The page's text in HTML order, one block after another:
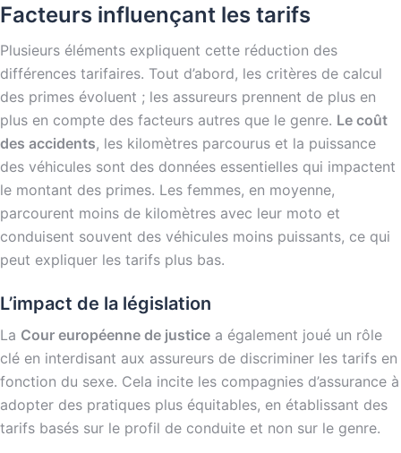
Facteurs influençant les tarifs
Plusieurs éléments expliquent cette réduction des
différences tarifaires. Tout d’abord, les critères de calcul
des primes évoluent ; les assureurs prennent de plus en
plus en compte des facteurs autres que le genre. Le coût
des accidents, les kilomètres parcourus et la puissance
des véhicules sont des données essentielles qui impactent
le montant des primes. Les femmes, en moyenne,
parcourent moins de kilomètres avec leur moto et
conduisent souvent des véhicules moins puissants, ce qui
peut expliquer les tarifs plus bas.
L’impact de la législation
La Cour européenne de justice a également joué un rôle
clé en interdisant aux assureurs de discriminer les tarifs en
fonction du sexe. Cela incite les compagnies d’assurance à
adopter des pratiques plus équitables, en établissant des
tarifs basés sur le profil de conduite et non sur le genre.